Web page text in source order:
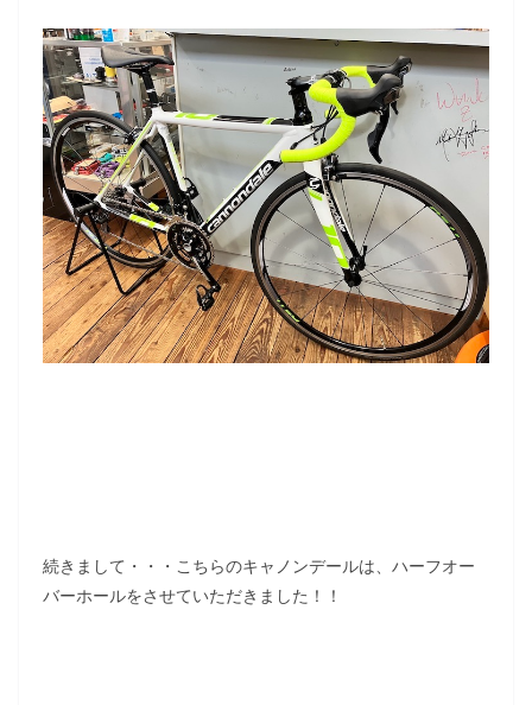
続きまして・・・こちらのキャノンデールは、ハーフオー
バーホールをさせていただきました！！